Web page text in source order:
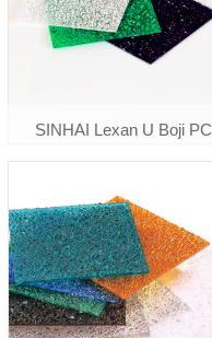
SINHAI Lexan U Boji PC